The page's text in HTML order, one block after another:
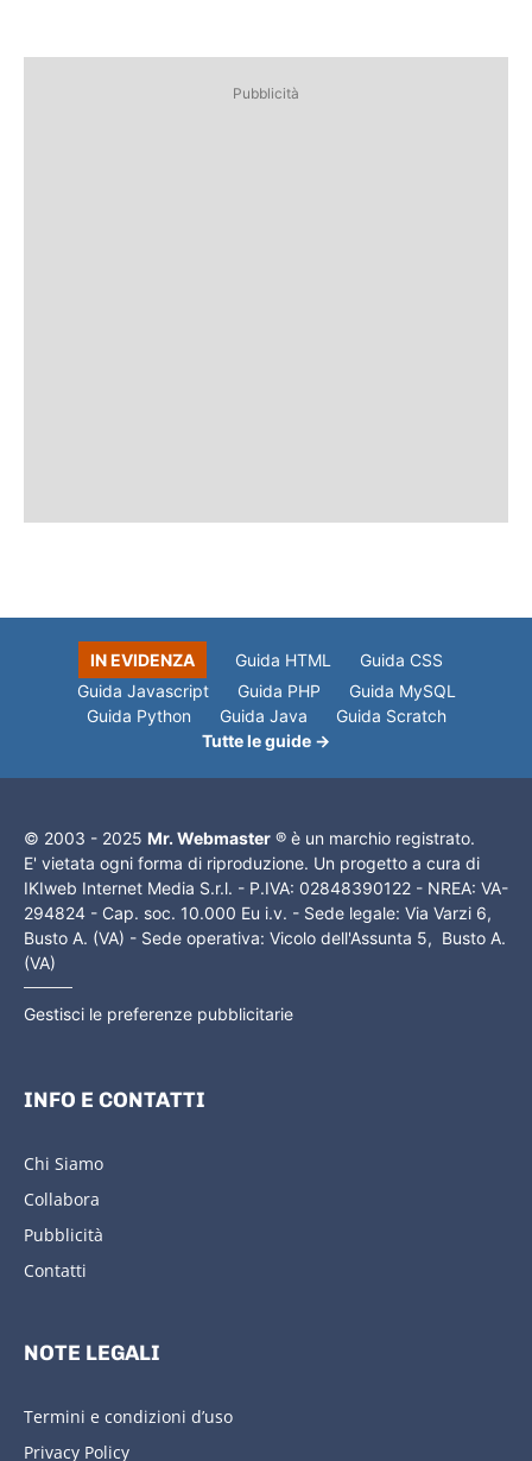
Pubblicità
IN EVIDENZA Guida HTML
Guida CSS
Guida Javascript
Guida PHP
Guida MySQL
Guida Python
Guida Java
Guida Scratch
Tutte le guide →
© 2003 - 2025 Mr. Webmaster ® è un marchio registrato.
E' vietata ogni forma di riproduzione. Un progetto a cura di
IKIweb Internet Media S.r.l. - P.IVA: 02848390122 - NREA: VA-
294824 - Cap. soc. 10.000 Eu i.v. - Sede legale: Via Varzi 6,
Busto A. (VA) - Sede operativa: Vicolo dell'Assunta 5, Busto A.
(VA)
Gestisci le preferenze pubblicitarie
INFO E CONTATTI
Chi Siamo
Collabora
Pubblicità
Contatti
NOTE LEGALI
Termini e condizioni d’uso
Privacy Policy